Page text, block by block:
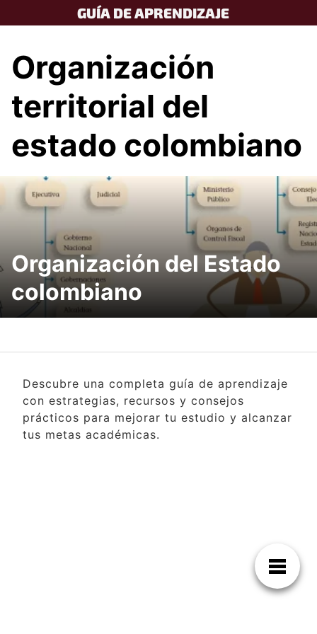
to
GUÍA DE APRENDIZAJE
Organización
territorial del
estado colombiano
Organización del Estado
colombiano
Descubre una completa guía de aprendizaje
con estrategias, recursos y consejos
prácticos para mejorar tu estudio y alcanzar
tus metas académicas.